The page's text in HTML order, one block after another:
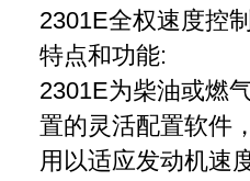
2301E全权速度控
特点和功能:
2301E为柴油或燃
置的灵活配置软件
用以适应发动机速